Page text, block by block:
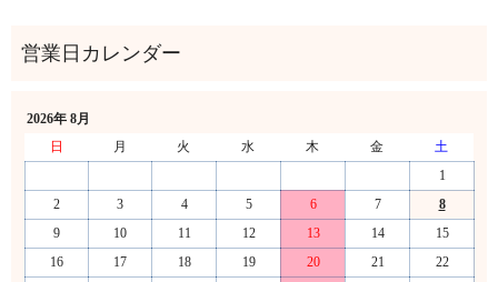
2026年 8月
日
月 火 水 木 金
土
1
2
3 4 5 6 7
8
9
10 11 12 13 14
15
16
17 18 19 20 21
22